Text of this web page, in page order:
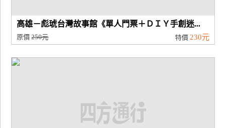
高雄－彪琥台灣故事館《單人門票＋ＤＩＹ手創迷...
原價250元 特價 230元